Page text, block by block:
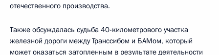
отечественного производства.
Также обсуждалась судьба 40-километрового участка
железной дороги между Транссибом и БАМом, который
может оказаться затопленным в результате деятельности